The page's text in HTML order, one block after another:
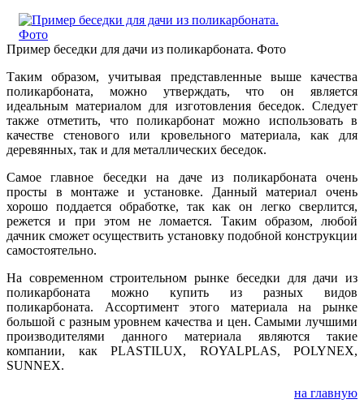
Пример беседки для дачи из поликарбоната. Фото
Таким образом, учитывая представленные выше качества
поликарбоната, можно утверждать, что он является
идеальным материалом для изготовления беседок. Следует
также отметить, что поликарбонат можно использовать в
качестве стенового или кровельного материала, как для
деревянных, так и для металлических беседок.
Самое главное беседки на даче из поликарбоната очень
просты в монтаже и установке. Данный материал очень
хорошо поддается обработке, так как он легко сверлится,
режется и при этом не ломается. Таким образом, любой
дачник сможет осуществить установку подобной конструкции
самостоятельно.
На современном строительном рынке беседки для дачи из
поликарбоната можно купить из разных видов
поликарбоната. Ассортимент этого материала на рынке
большой с разным уровнем качества и цен. Самыми лучшими
производителями данного материала являются такие
компании, как PLASTILUX, ROYALPLAS, POLYNEX,
SUNNEX.
на главную